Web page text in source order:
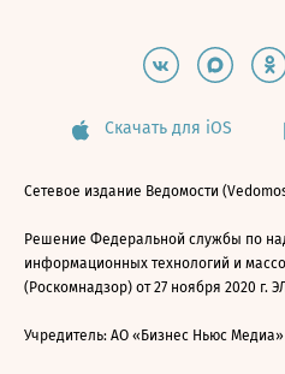
Скачать для iOS
Сетевое издание Ведомости
Решение Федеральной службы по
информационных технологий и
(Роскомнадзор) от 27 ноября 2020 г.
Учредитель: АО «Бизнес Ньюс Медиа»